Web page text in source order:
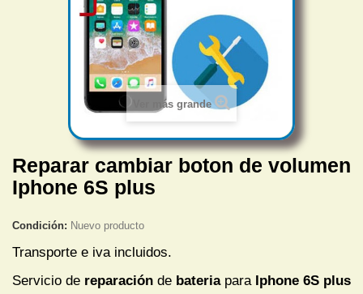
Ver más grande
Reparar cambiar boton de volumen
Iphone 6S plus
Condición: Nuevo producto
Transporte e iva incluidos.
Servicio de reparación de bateria para Iphone 6S plus